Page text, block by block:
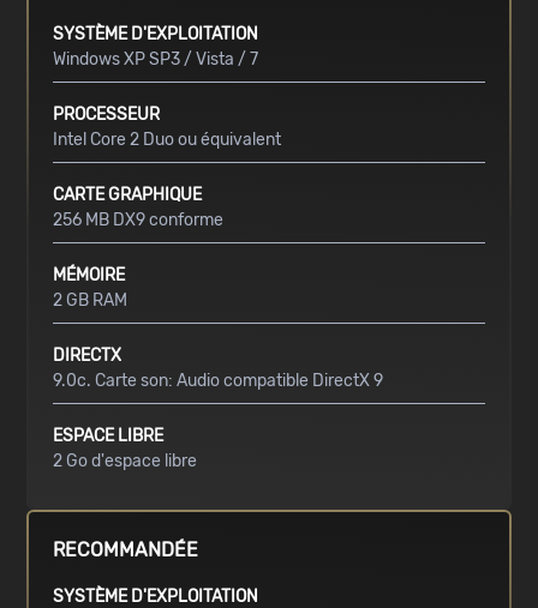
SYSTÈME D'EXPLOITATION
Windows XP SP3 / Vista / 7
PROCESSEUR
Intel Core 2 Duo ou équivalent
CARTE GRAPHIQUE
256 MB DX9 conforme
MÉMOIRE
2 GB RAM
DIRECTX
9.0c. Carte son: Audio compatible DirectX 9
ESPACE LIBRE
2 Go d'espace libre
RECOMMANDÉE
SYSTÈME D'EXPLOITATION